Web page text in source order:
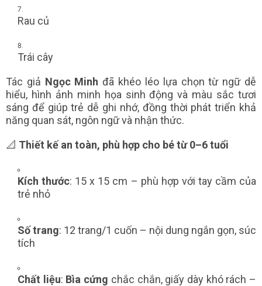
Rau củ
Trái cây
Tác giả Ngọc Minh đã khéo léo lựa chọn từ ngữ dễ
hiểu, hình ảnh minh họa sinh động và màu sắc tươi
sáng để giúp trẻ dễ ghi nhớ, đồng thời phát triển khả
năng quan sát, ngôn ngữ và nhận thức.
📐 Thiết kế an toàn, phù hợp cho bé từ 0–6 tuổi
Kích thước: 15 x 15 cm – phù hợp với tay cầm của
trẻ nhỏ
Số trang: 12 trang/1 cuốn – nội dung ngắn gọn, súc
tích
Chất liệu: Bìa cứng chắc chắn, giấy dày khó rách –